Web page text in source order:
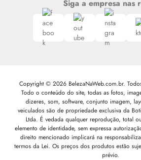
Siga a empresa nas
Copyright © 2026 BelezaNaWeb.com.br.
Todo o conteúdo do site, todas as fotos,
dizeres, som, software, conjunto imagem,
veiculados são de propriedade exclusiva da
Ltda. É vedada qualquer reprodução, total
elemento de identidade, sem expressa
direito mencionado implicará na
termos da Lei. Os preços dos produtos estão
prévio.